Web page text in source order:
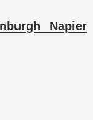
Napier